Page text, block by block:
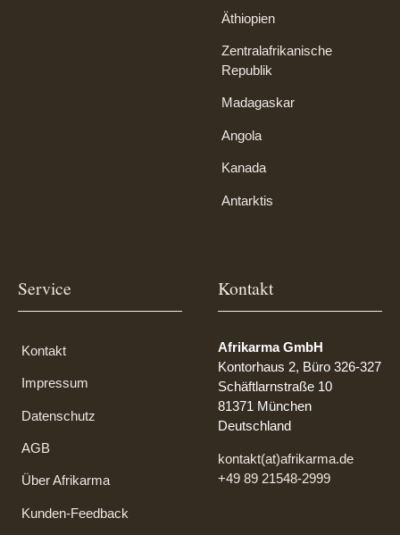
Äthiopien
Zentralafrikanische
Republik
Madagaskar
Angola
Kanada
Antarktis
Service
Kontakt
Impressum
Datenschutz
AGB
Über Afrikarma
Kunden-Feedback
Kontakt
Afrikarma GmbH
Kontorhaus 2, Büro 326-327
Schäftlarnstraße 10
81371 München
Deutschland
kontakt(at)afrikarma.de
+49 89 21548-2999